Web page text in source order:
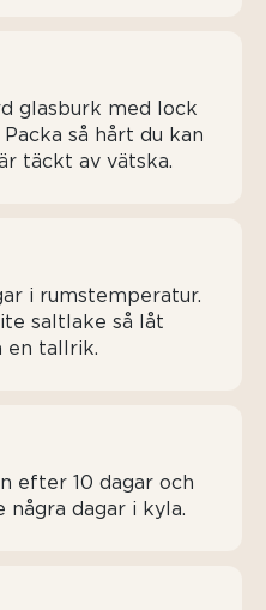
glasburk med lock
så hårt du kan
täckt av vätska.
i rumstemperatur.
saltlake så låt
en tallrik.
efter 10 dagar och
dagar i kyla.